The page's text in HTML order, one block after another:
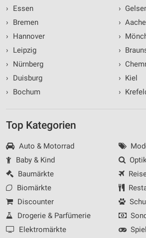
›
Essen
›
Bremen
›
Hannover
›
Leipzig
›
Nürnberg
›
Duisburg
›
Bochum
›
›
›
›
›
› Kiel
›
Top Kategorien
Auto & Motorrad
Baby & Kind
Baumärkte
Biomärkte
Discounter
Drogerie & Parfümerie
Elektromärkte